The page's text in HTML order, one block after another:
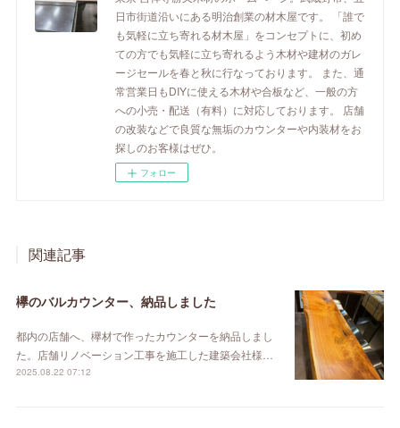
日市街道沿いにある明治創業の材木屋です。 「誰で
も気軽に立ち寄れる材木屋」をコンセプトに、初め
ての方でも気軽に立ち寄れるよう木材や建材のガレ
ージセールを春と秋に行なっております。 また、通
常営業日もDIYに使える木材や合板など、一般の方
への小売・配送（有料）に対応しております。 店舗
の改装などで良質な無垢のカウンターや内装材をお
探しのお客様はぜひ。
フォロー
関連記事
欅のバルカウンター、納品しました
都内の店舗へ、欅材で作ったカウンターを納品しまし
た。店舗リノベーション工事を施工した建築会社様…
2025.08.22 07:12